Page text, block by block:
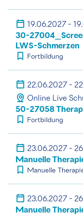
19.06.2027 -
30-
LWS-Schmerzen
Fortbildung
22.06.2027 -
Online Live
50-27058
Fortbildung
23.06.2027 -
Manuelle
Manuelle
23.06.2027 -
Manuelle